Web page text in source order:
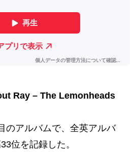
Ray – The Lemonheads
のアルバムで、全英アルバ
位を記録した。